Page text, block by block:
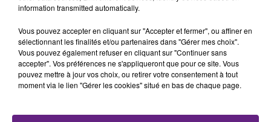
"Issue de secours", 4e opus de
avec cet amoureux des mots et de
la chanson française, auxquels il
information transmitted automatically.
Vous pouvez accepter en cliquant sur "Accepter et fermer", ou affiner en
sélectionnant les finalités et/ou partenaires dans "Gérer mes choix".
Vous pouvez également refuser en cliquant sur "Continuer sans
accepter". Vos préférences ne s'appliqueront que pour ce site. Vous
pouvez mettre à jour vos choix, ou retirer votre consentement à tout
moment via le lien "Gérer les cookies" situé en bas de chaque page.